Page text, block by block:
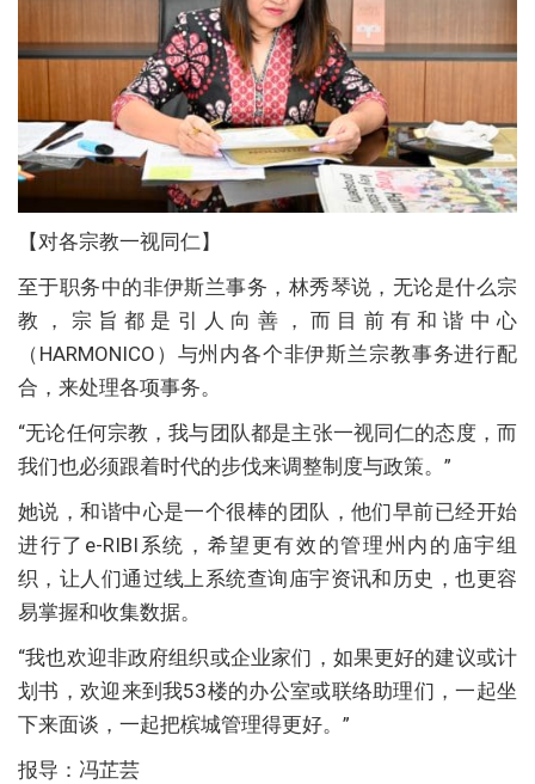
【对各宗教一视同仁】
至于职务中的非伊斯兰事务，林秀琴说，无论是什么宗
教，宗旨都是引人向善，而目前有和谐中心
（HARMONICO）与州内各个非伊斯兰宗教事务进行配
合，来处理各项事务。
“无论任何宗教，我与团队都是主张一视同仁的态度，而
我们也必须跟着时代的步伐来调整制度与政策。”
她说，和谐中心是一个很棒的团队，他们早前已经开始
进行了e-RIBI系统，希望更有效的管理州内的庙宇组
织，让人们通过线上系统查询庙宇资讯和历史，也更容
易掌握和收集数据。
“我也欢迎非政府组织或企业家们，如果更好的建议或计
划书，欢迎来到我53楼的办公室或联络助理们，一起坐
下来面谈，一起把槟城管理得更好。”
报导：冯芷芸